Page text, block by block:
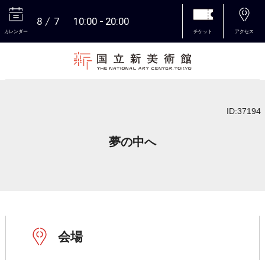
カレンダー
8 7 10:00 20:00
チケット アクセス
ID:37194
夢の中へ
会場